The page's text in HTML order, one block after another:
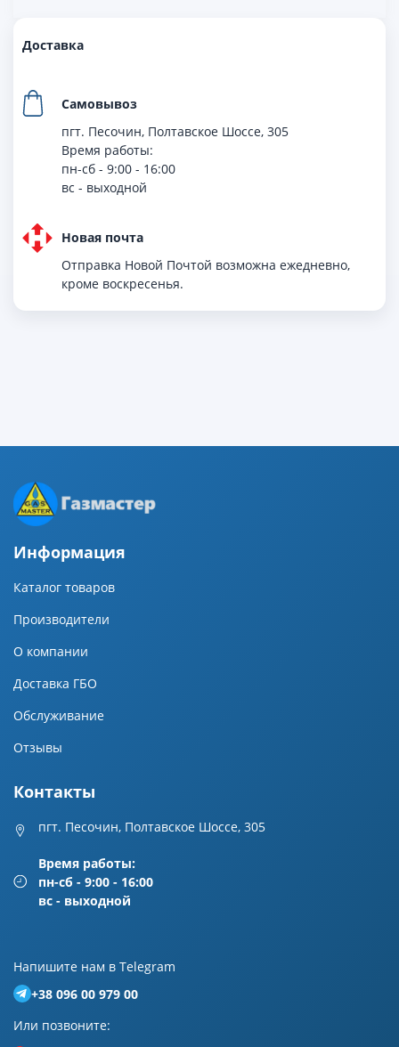
Доставка
Самовывоз
пгт. Песочин, Полтавское Шоссе, 305
Время работы:
пн-сб - 9:00 - 16:00
вс - выходной
Новая почта
Отправка Новой Почтой возможна ежедневно,
кроме воскресенья.
Информация
Каталог товаров
Производители
О компании
Доставка ГБО
Обслуживание
Отзывы
Контакты
пгт. Песочин, Полтавское Шоссе, 305
Время работы:
пн-сб - 9:00 - 16:00
вс - выходной
Напишите нам в Telegram
+38 096 00 979 00
Или позвоните: